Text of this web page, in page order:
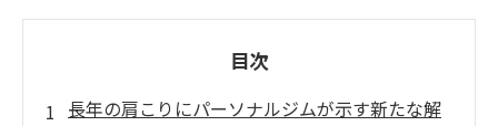
目次
長年の肩こりにパーソナルジムが示す新たな解